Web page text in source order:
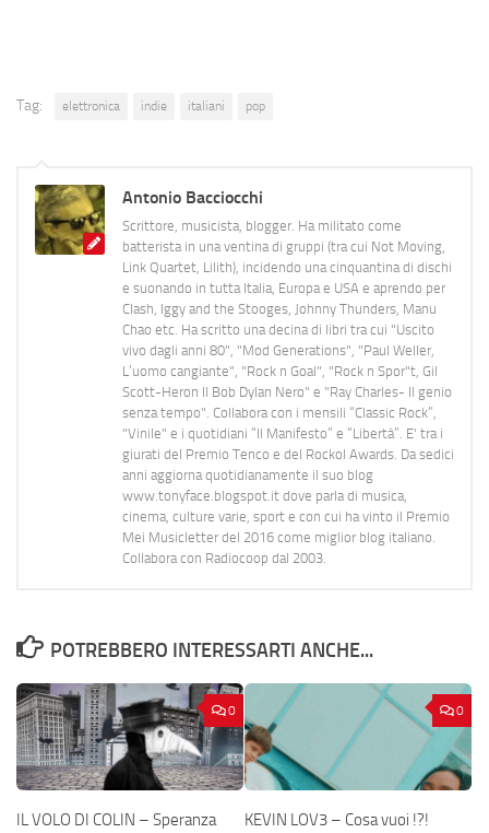
Tag: elettronica indie italiani pop
Antonio Bacciocchi
Scrittore, musicista, blogger. Ha militato come
batterista in una ventina di gruppi (tra cui Not Moving,
Link Quartet, Lilith), incidendo una cinquantina di dischi
e suonando in tutta Italia, Europa e USA e aprendo per
Clash, Iggy and the Stooges, Johnny Thunders, Manu
Chao etc. Ha scritto una decina di libri tra cui "Uscito
vivo dagli anni 80", "Mod Generations", "Paul Weller,
L’uomo cangiante", "Rock n Goal", "Rock n Spor"t, Gil
Scott-Heron Il Bob Dylan Nero" e "Ray Charles- Il genio
senza tempo". Collabora con i mensili “Classic Rock”,
"Vinile" e i quotidiani “Il Manifesto” e “Libertà”. E' tra i
giurati del Premio Tenco e del Rockol Awards. Da sedici
anni aggiorna quotidianamente il suo blog
www.tonyface.blogspot.it dove parla di musica,
cinema, culture varie, sport e con cui ha vinto il Premio
Mei Musicletter del 2016 come miglior blog italiano.
Collabora con Radiocoop dal 2003.
POTREBBERO INTERESSARTI ANCHE...
0
IL VOLO DI COLIN – Speranza
0
KEVIN LOV3 – Cosa vuoi !?!